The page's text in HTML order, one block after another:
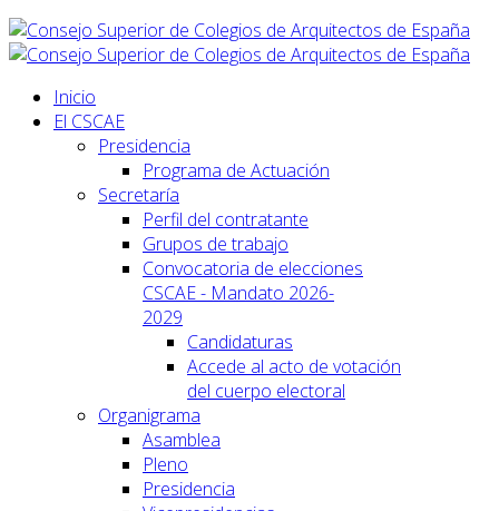
Inicio
El CSCAE
Presidencia
Programa de Actuación
Secretaría
Perfil del contratante
Grupos de trabajo
Convocatoria de elecciones
CSCAE - Mandato 2026-
2029
Candidaturas
Accede al acto de votación
del cuerpo electoral
Organigrama
Asamblea
Pleno
Presidencia